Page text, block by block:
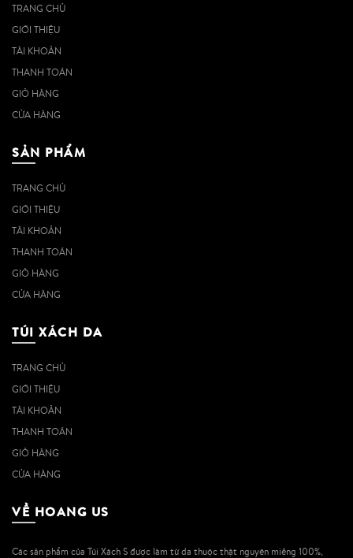
TRANG CHỦ
GIỚI THIỆU
TÀI KHOẢN
THANH TOÁN
GIỎ HÀNG
CỬA HÀNG
SẢN PHẨM
TRANG CHỦ
GIỚI THIỆU
TÀI KHOẢN
THANH TOÁN
GIỎ HÀNG
CỬA HÀNG
TÚI XÁCH DA
TRANG CHỦ
GIỚI THIỆU
TÀI KHOẢN
THANH TOÁN
GIỎ HÀNG
CỬA HÀNG
VỀ HOANG US
Các sản phẩm của Túi Xách S được làm từ da thuộc thật nguyên miếng 100%,